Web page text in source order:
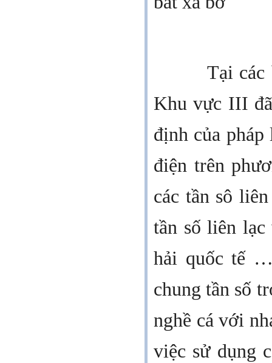
Tại các
Khu vực III
định của
điện trên
các tần sô
tần số liên
hải quốc tế
chung tần số
nghề cá với
việc sử dụng